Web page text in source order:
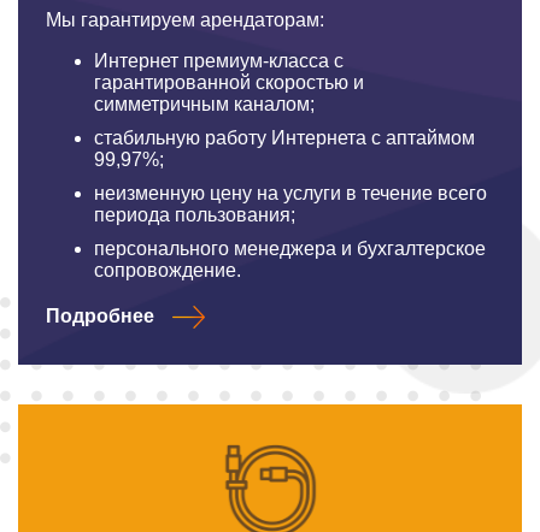
Мы гарантируем арендаторам:
Интернет премиум-класса с
гарантированной скоростью и
симметричным каналом;
стабильную работу Интернета с аптаймом
99,97%;
неизменную цену на услуги в течение всего
периода пользования;
персонального менеджера и бухгалтерское
сопровождение.
Подробнее